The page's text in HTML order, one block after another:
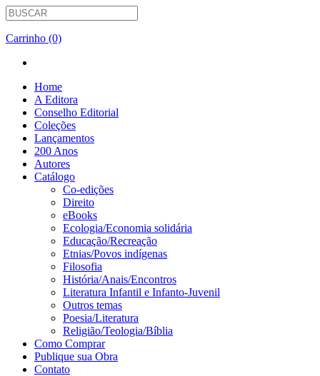
Carrinho (0)
Home
A Editora
Conselho Editorial
Coleções
Lançamentos
200 Anos
Autores
Catálogo
Co-edições
Direito
eBooks
Ecologia/Economia solidária
Educação/Recreação
Etnias/Povos indígenas
Filosofia
História/Anais/Encontros
Literatura Infantil e Infanto-Juvenil
Outros temas
Poesia/Literatura
Religião/Teologia/Bíblia
Como Comprar
Publique sua Obra
Contato